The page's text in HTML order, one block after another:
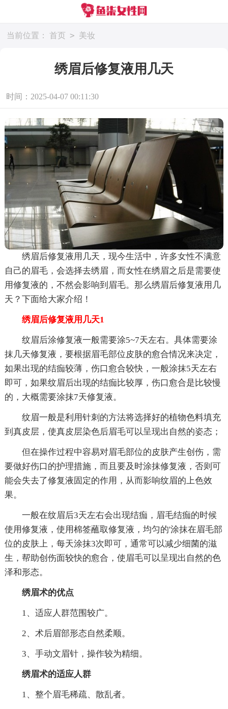
当前位置： 首页 > 美妆
绣眉后修复液用几天
时间：2025-04-07 00:11:30
绣眉后修复液用几天，现今生活中，许多女性不满意
自己的眉毛，会选择去绣眉，而女性在绣眉之后是需要使
用修复液的，不然会影响到眉毛。那么绣眉后修复液用几
天？下面给大家介绍！
绣眉后修复液用几天1
纹眉后涂修复液一般需要涂5~7天左右。具体需要涂
抹几天修复液，要根据眉毛部位皮肤的愈合情况来决定，
如果出现的结痂较薄，伤口愈合较快，一般涂抹5天左右
即可，如果纹眉后出现的结痂比较厚，伤口愈合是比较慢
的，大概需要涂抹7天修复液。
纹眉一般是利用针刺的方法将选择好的植物色料填充
到真皮层，使真皮层染色后眉毛可以呈现出自然的姿态；
但在操作过程中容易对眉毛部位的皮肤产生创伤，需
要做好伤口的护理措施，而且要及时涂抹修复液，否则可
能会失去了修复液固定的作用，从而影响纹眉的上色效
果。
一般在纹眉后3天左右会出现结痂，眉毛结痂的时候
使用修复液，使用棉签蘸取修复液，均匀的'涂抹在眉毛部
位的皮肤上，每天涂抹3次即可，通常可以减少细菌的滋
生，帮助创伤面较快的愈合，使眉毛可以呈现出自然的色
泽和形态。
绣眉术的优点
1、适应人群范围较广。
2、术后眉部形态自然柔顺。
3、手动文眉针，操作较为精细。
绣眉术的适应人群
1、整个眉毛稀疏、散乱者。